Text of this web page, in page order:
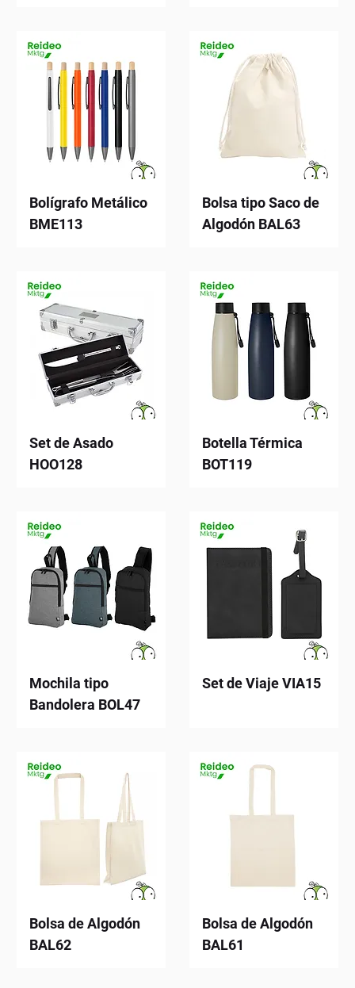
Bolígrafo Metálico
BME113
Bolsa tipo Saco de
Algodón BAL63
Set de Asado
HOO128
Botella Térmica
BOT119
Mochila tipo
Bandolera BOL47
Set de Viaje VIA15
Bolsa de Algodón
BAL62
Bolsa de Algodón
BAL61